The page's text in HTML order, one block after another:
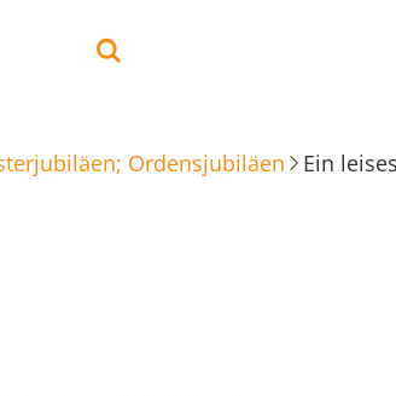
Ordensjubiläen Ein